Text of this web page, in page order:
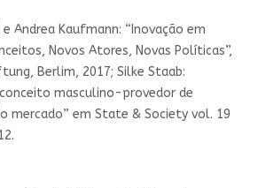
e Andrea Kaufmann: “Inovação em
Novos Atores, Novas Políticas”,
Berlim, 2017; Silke Staab:
masculino-provedor de
mercado” em State & Society vol. 19